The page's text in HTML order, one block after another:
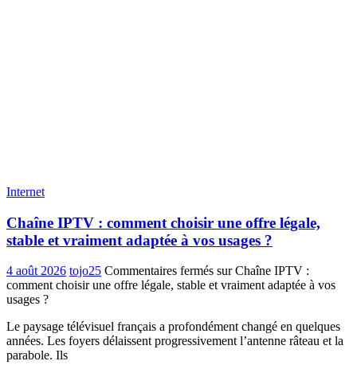
Internet
Chaîne IPTV : comment choisir une offre légale,
stable et vraiment adaptée à vos usages ?
4 août 2026 tojo25 Commentaires fermés sur Chaîne IPTV :
comment choisir une offre légale, stable et vraiment adaptée à vos
usages ?
Le paysage télévisuel français a profondément changé en quelques
années. Les foyers délaissent progressivement l’antenne râteau et la
parabole. Ils